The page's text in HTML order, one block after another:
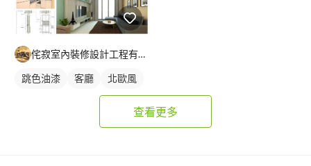
侘寂室內裝修設計工程有限公司
跳色油漆 客廳 北歐風
查看更多